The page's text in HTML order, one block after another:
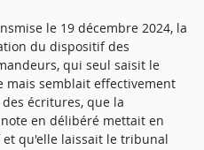
le 19 décembre 2024, la
du dispositif des
qui seul saisit le
mais semblait effectivement
écritures, que la
en délibéré mettait en
qu'elle laissait le tribunal